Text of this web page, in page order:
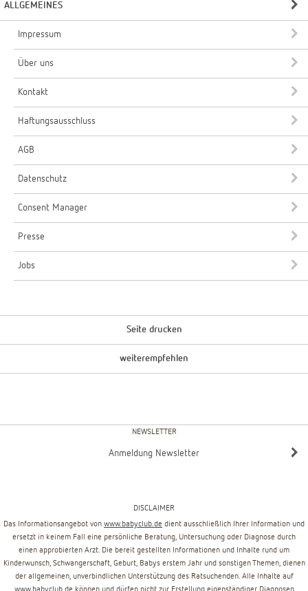
ALLGEMEINES
Impressum
Über uns
Kontakt
Haftungsausschluss
AGB
Datenschutz
Consent Manager
Presse
Jobs
Seite drucken
weiterempfehlen
NEWSLETTER
Anmeldung Newsletter
DISCLAIMER
Das Informationsangebot von www.babyclub.de dient ausschließlich Ihrer Information und
ersetzt in keinem Fall eine persönliche Beratung, Untersuchung oder Diagnose durch
einen approbierten Arzt. Die bereit gestellten Informationen und Inhalte rund um
Kinderwunsch, Schwangerschaft, Geburt, Babys erstem Jahr und sonstigen Themen, dienen
der allgemeinen, unverbindlichen Unterstützung des Ratsuchenden. Alle Inhalte auf